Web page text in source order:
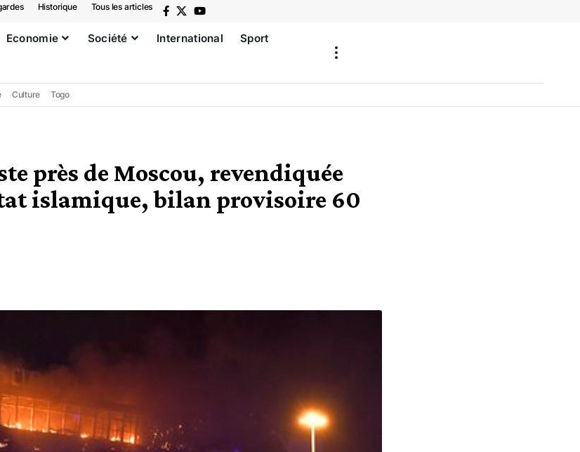
Historique Tous les articles
Economie Société International Sport
Culture Togo
près de Moscou, revendiquée
islamique, bilan provisoire 60